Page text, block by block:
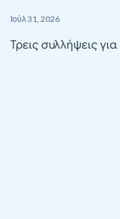
Ιούλ 31, 2026
Τρεις συλλήψεις